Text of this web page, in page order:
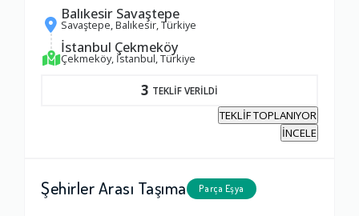
Balıkesir Savaştepe
Savaştepe, Balıkesir, Türkiye
İstanbul Çekmeköy
Çekmeköy, İstanbul, Türkiye
3 TEKLİF VERİLDİ
TEKLİF TOPLANIYOR
İNCELE
Şehirler Arası Taşıma Parça Eşya